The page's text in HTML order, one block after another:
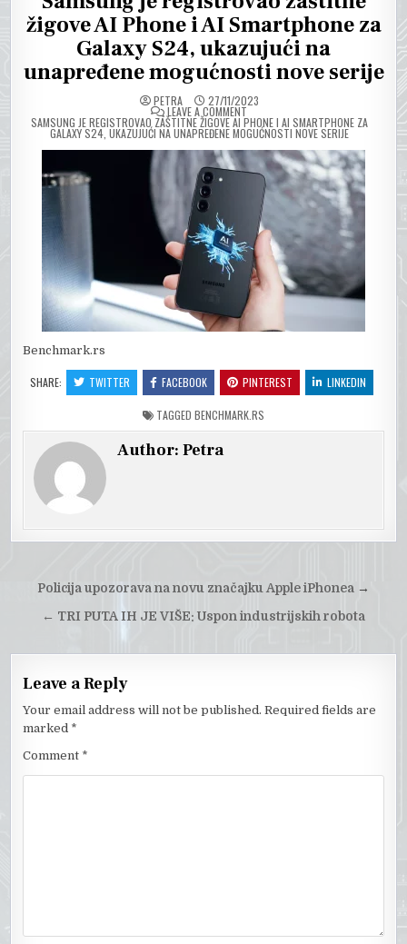
žigove AI Phone i AI Smartphone za
Galaxy S24, ukazujući na
unapređene mogućnosti nove serije
PETRA 27/11/2023
LEAVE A COMMENTON
SAMSUNG JE REGISTROVAO ZAŠTITNE ŽIGOVE AI PHONE I AI SMARTPHONE ZA
GALAXY S24, UKAZUJUĆI NA UNAPREĐENE MOGUĆNOSTI NOVE SERIJE
Benchmark.rs
SHARE: TWITTER FACEBOOK PINTEREST LINKEDIN
TAGGED BENCHMARK.RS
Author:Petra
Post
navigation
Policija upozorava na novu značajku Apple iPhonea →
← TRI PUTA IH JE VIŠE: Uspon industrijskih robota
Leave a Reply
Your email address will not be published. Required fields are
marked *
Comment *